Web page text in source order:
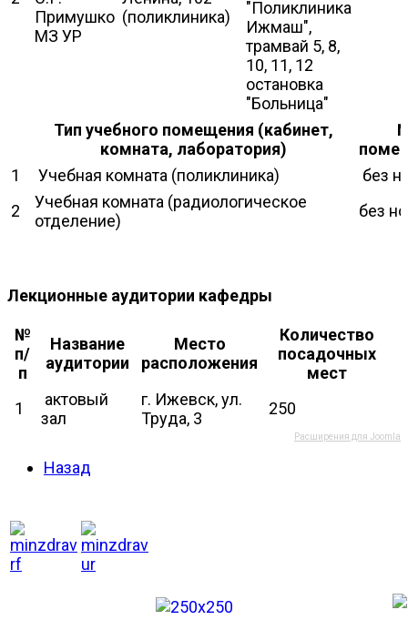
Примушко
МЗ УР
(поликлиника)
"Поликлиника
Ижмаш",
трамвай 5, 8,
10, 11, 12
остановка
"Больница"
Тип учебного помещения (кабинет,
комната, лаборатория)
1
Учебная комната (поликлиника)
без
2
Учебная комната (радиологическое
отделение)
без
Лекционные аудитории кафедры
№
п/
п
Название
аудитории
Место
расположения
Количество
посадочных
мест
1
актовый
зал
г. Ижевск, ул.
Труда, 3
250
Расширения для Joomla
Назад